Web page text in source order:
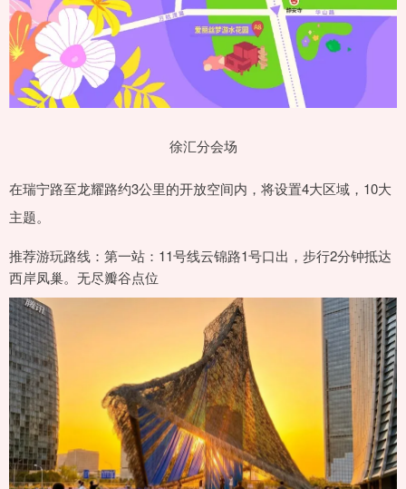
徐汇分会场
在瑞宁路至龙耀路约3公里的开放空间内，将设置4大区域，10大
主题。
推荐游玩路线：第一站：11号线云锦路1号口出，步行2分钟抵达
西岸凤巢。无尽瓣谷点位